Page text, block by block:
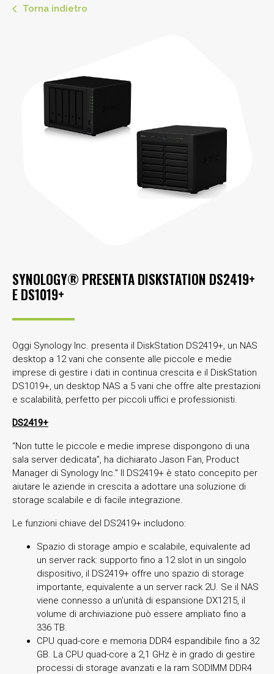
Torna indietro
SYNOLOGY® PRESENTA DISKSTATION DS2419+
E DS1019+
Oggi Synology Inc. presenta il DiskStation DS2419+, un NAS
desktop a 12 vani che consente alle piccole e medie
imprese di gestire i dati in continua crescita e il DiskStation
DS1019+, un desktop NAS a 5 vani che offre alte prestazioni
e scalabilità, perfetto per piccoli uffici e professionisti.
DS2419+
“Non tutte le piccole e medie imprese dispongono di una
sala server dedicata”, ha dichiarato Jason Fan, Product
Manager di Synology Inc.” Il DS2419+ è stato concepito per
aiutare le aziende in crescita a adottare una soluzione di
storage scalabile e di facile integrazione.
Le funzioni chiave del DS2419+ includono:
Spazio di storage ampio e scalabile, equivalente ad
un server rack: supporto fino a 12 slot in un singolo
dispositivo, il DS2419+ offre uno spazio di storage
importante, equivalente a un server rack 2U. Se il NAS
viene connesso a un’unità di espansione DX1215, il
volume di archiviazione può essere ampliato fino a
336 TB.
CPU quad-core e memoria DDR4 espandibile fino a 32
GB. La CPU quad-core a 2,1 GHz è in grado di gestire
processi di storage avanzati e la ram SODIMM DDR4